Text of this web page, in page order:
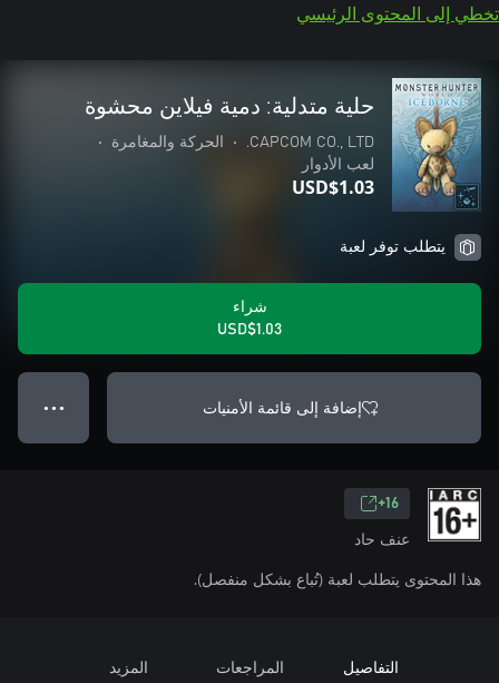
تخطي إلى المحتوى الرئيسي
حلية متدلية: دمية فيلاين محشوة
CAPCOM CO., LTD.
• الحركة والمغامرة
•
لعب الأدوار
USD$1.03
يتطلب توفر لعبة
شراء
USD$1.03
إضافة إلى قائمة الأمنيات ● ● ●
16+
عنف حاد
هذا المحتوى يتطلب لعبة (تُباع بشكل منفصل).
التفاصيل المراجعات المزيد